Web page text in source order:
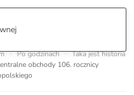
Po godzinach
Taka jest historia
obchody 106. rocznicy